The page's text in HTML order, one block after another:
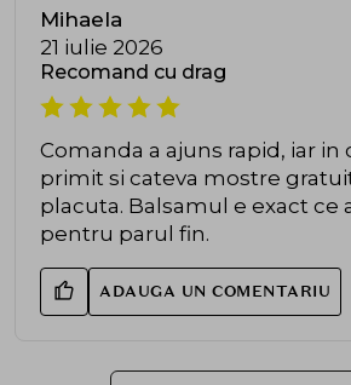
Mihaela
21 iulie 2026
Recomand cu drag
Comanda a ajuns rapid, iar in
primit si cateva mostre
placuta. Balsamul e exact ce
pentru parul fin.
ADAUGA UN COMENTARIU